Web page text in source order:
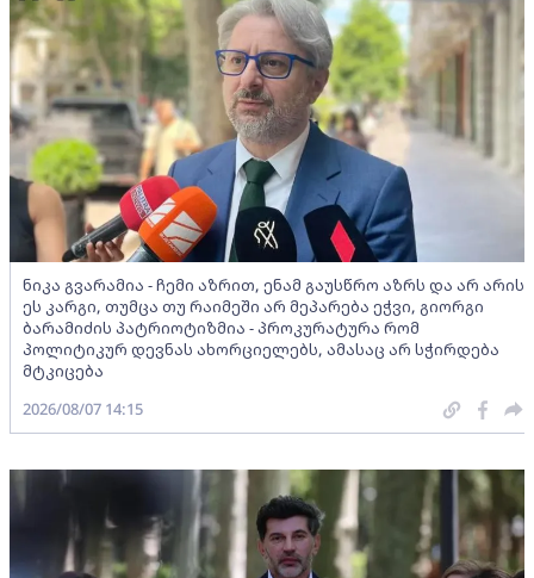
ნიკა გვარამია - ჩემი აზრით, ენამ გაუსწრო აზრს და არ არის
ეს კარგი, თუმცა თუ რაიმეში არ მეპარება ეჭვი, გიორგი
ბარამიძის პატრიოტიზმია - პროკურატურა რომ
პოლიტიკურ დევნას ახორციელებს, ამასაც არ სჭირდება
მტკიცება
2026/08/07 14:15